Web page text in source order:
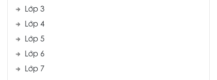
Lớp 3
Lớp 4
Lớp 5
Lớp 6
Lớp 7